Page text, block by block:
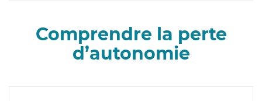
Comprendre la perte
d’autonomie